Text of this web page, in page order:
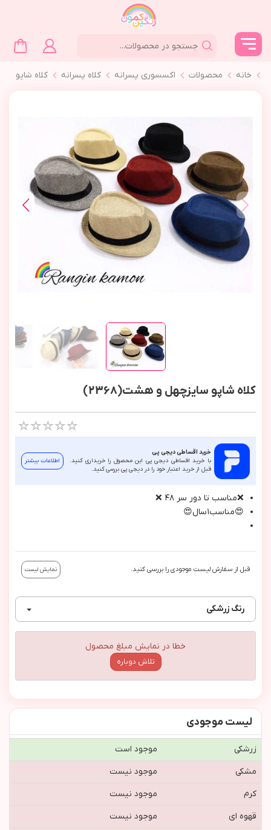
خانه محصولات اکسسوری پسرانه کلاه پسرانه كلاه شاپو
کلاه شاپو سایزچهل و هشت(2368)
خرید اقساطی دیجی پی
با خرید اقساطی دیجی پی این محصول را خریداری کنید.
قبل از خرید اعتبار خود را در دیجی پی بررسی کنید.
اطلاعات بیشتر
❌مناسب تا دور سر ٤۸ ❌
😍مناسب١سال😍
قبل از سفارش لیست موجودی را بررسی کنید. نمایش لیست
رنگ زرشکی
خطا در نمایش مبلغ محصول
تلاش دوباره
لیست موجودی
زرشکی
موجود است
مشکی
موجود نیست
کرم
موجود نیست
قهوه ای
موجود نیست